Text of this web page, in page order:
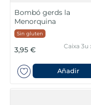
Bombó gerds la
Menorquina
Sin gluten
3,95 €
Caixa 3u
Añadir